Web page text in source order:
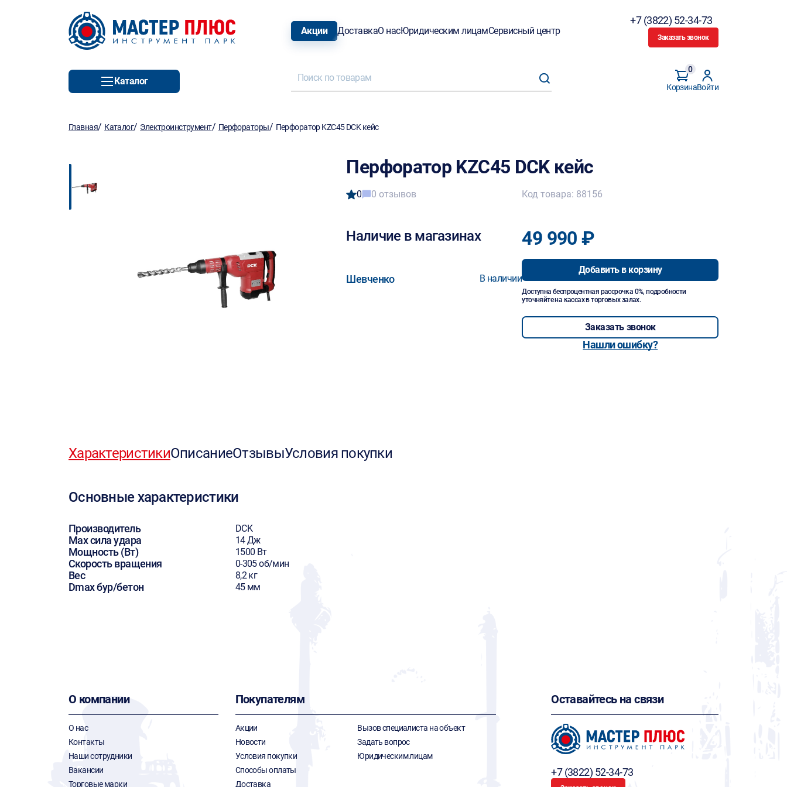
Акции ДоставкаО насЮридическим лицамСервисный центр
+7 (3822) 52-34-73
Заказать звонок
Каталог
Корзина
0
Войти
Главная/ Каталог/ Электроинструмент/ Перфораторы/ Перфоратор KZC45 DCK кейс
Перфоратор KZC45 DCK кейс
0 0 отзывов
Наличие в магазинах
Шевченко В наличии
Код товара: 88156
49 990 ₽
Добавить в корзину
Доступна беспроцентная рассрочка 0%, подробности
уточняйте на кассах в торговых залах.
Заказать звонок
Нашли ошибку?
ХарактеристикиОписаниеОтзывыУсловия покупки
Основные характеристики
Производитель DCK
Max сила удара 14 Дж
Мощность (Вт) 1500 Вт
Скорость вращения 0-305 об/мин
Вес 8,2 кг
Dmax бур/бетон 45 мм
О компании
О нас
Контакты
Наши сотрудники
Вакансии
Торговые марки
Покупателям
Акции
Новости
Условия покупки
Способы оплаты
Доставка
Вызов специалиста на объект
Задать вопрос
Юридическим лицам
Оставайтесь на связи
+7 (3822) 52-34-73